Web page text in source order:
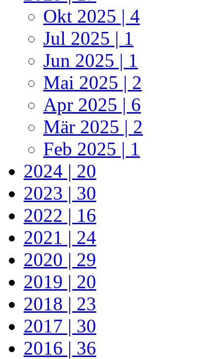
Okt 2025 | 4
Jul 2025 | 1
Jun 2025 | 1
Mai 2025 | 2
Apr 2025 | 6
Mär 2025 | 2
Feb 2025 | 1
2024 | 20
2023 | 30
2022 | 16
2021 | 24
2020 | 29
2019 | 20
2018 | 23
2017 | 30
2016 | 36